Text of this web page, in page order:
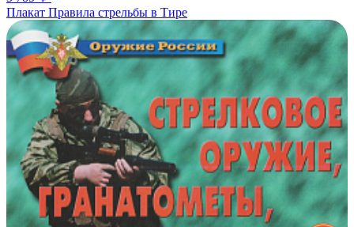
Плакат Правила стрельбы в Тире